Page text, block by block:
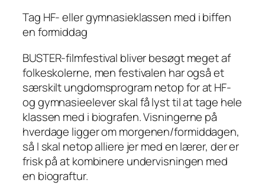
Tag HF- eller gymnasieklassen med i biffen
en formiddag
BUSTER-filmfestival bliver besøgt meget af
folkeskolerne, men festivalen har også et
særskilt ungdomsprogram netop for at HF-
og gymnasieelever skal få lyst til at tage hele
klassen med i biografen. Visningerne på
hverdage ligger om morgenen/formiddagen,
så I skal netop alliere jer med en lærer, der er
frisk på at kombinere undervisningen med
en biograftur.